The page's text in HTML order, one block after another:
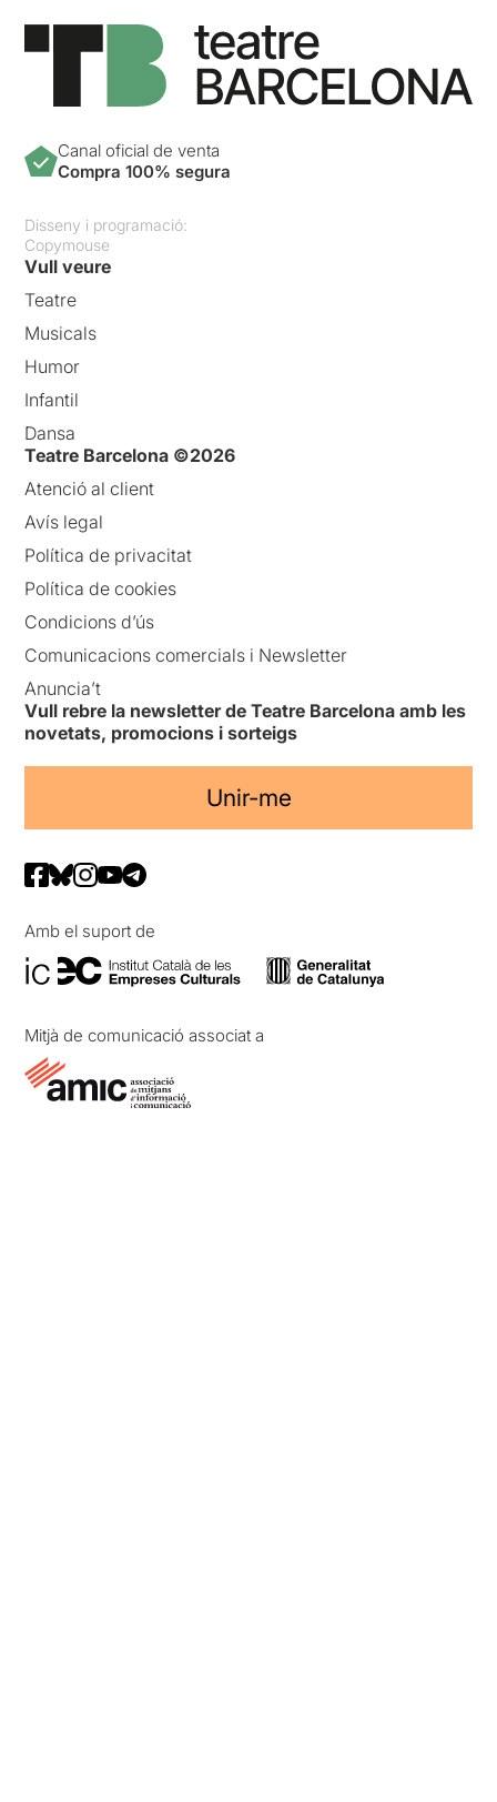
Canal oficial de venta
Compra 100% segura
Disseny i programació:
Copymouse
Vull veure
Teatre
Musicals
Humor
Infantil
Dansa
Teatre Barcelona ©2026
Atenció al client
Avís legal
Política de privacitat
Política de cookies
Condicions d’ús
Comunicacions comercials i Newsletter
Anuncia’t
Vull rebre la newsletter de Teatre Barcelona amb les
novetats, promocions i sorteigs
Unir-me
Amb el suport de
Mitjà de comunicació associat a